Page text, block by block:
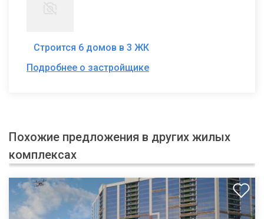
Строится 6 домов в 3 ЖК
Подробнее о застройщике
Похожие предложения в других жилых
комплексах